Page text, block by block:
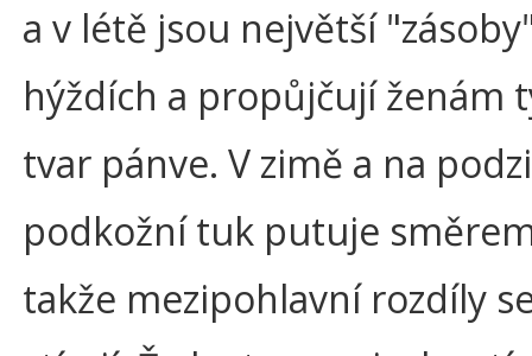
a v létě jsou největší
hýždích a propůjčují ženám
tvar pánve. V zimě a na
podkožní tuk putuje
takže mezipohlavní rozdíly